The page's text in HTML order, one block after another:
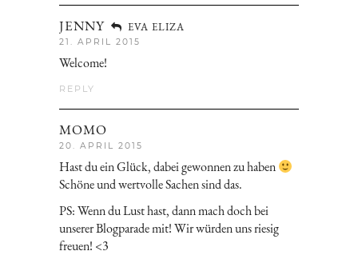
JENNY EVA ELIZA
21. APRIL 2015
Welcome!
REPLY
MOMO
20. APRIL 2015
Hast du ein Glück, dabei gewonnen zu haben
Schöne und wertvolle Sachen sind das.
PS: Wenn du Lust hast, dann mach doch bei
unserer Blogparade mit! Wir würden uns riesig
freuen! <3